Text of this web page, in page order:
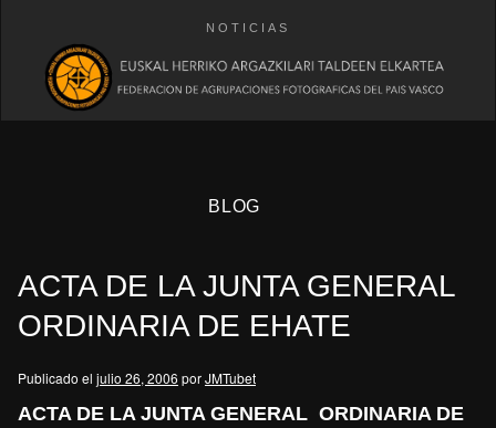
NOTICIAS
BLOG
ACTA DE LA JUNTA GENERAL
ORDINARIA DE EHATE
Publicado el julio 26, 2006 porJMTubet
ACTA DE LA JUNTA GENERAL ORDINARIA DE